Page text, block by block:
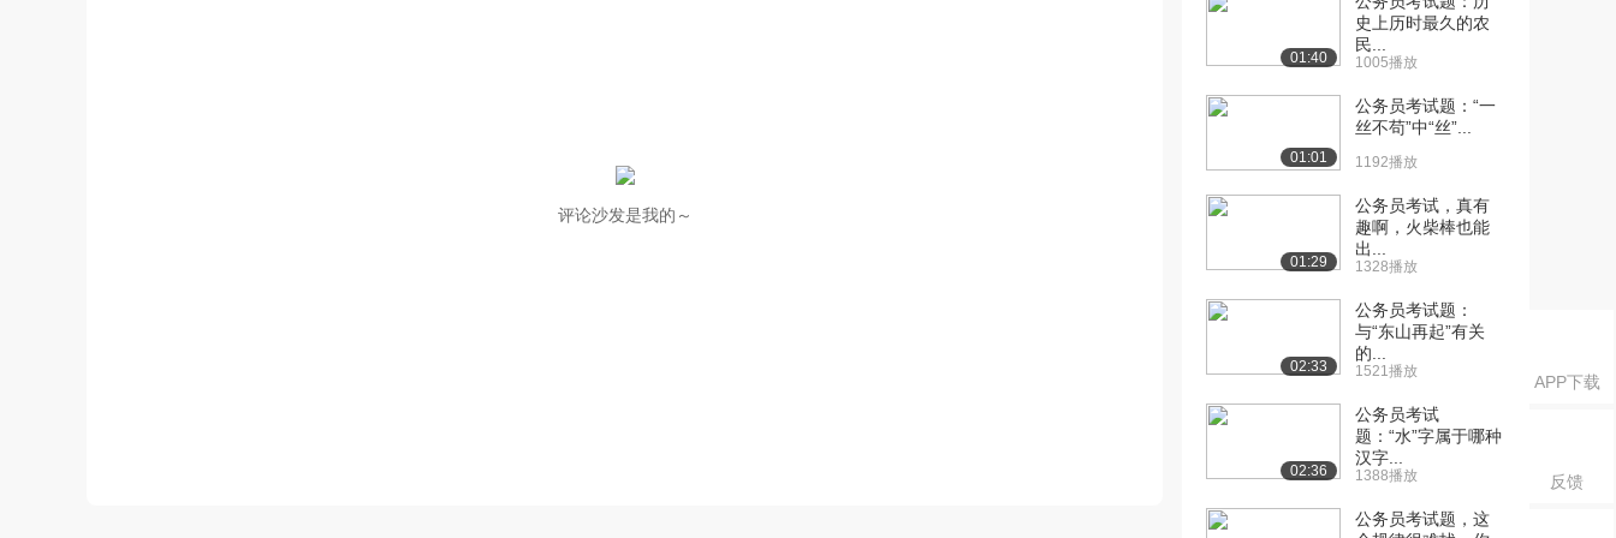
APP下载
反馈
评论沙发是我的～
01:40
史上历时最久的农
民...
1005播放
01:01
公务员考试题：“一
丝不苟”中“丝”...
1192播放
01:29
公务员考试，真有
趣啊，火柴棒也能
出...
1328播放
02:33
公务员考试题：
与“东山再起”有关
的...
1521播放
02:36
公务员考试
题：“水”字属于哪种
汉字...
1388播放
公务员考试题，这